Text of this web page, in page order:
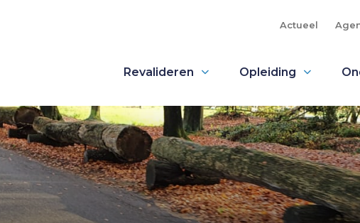
Actueel
Revalideren Opleiding